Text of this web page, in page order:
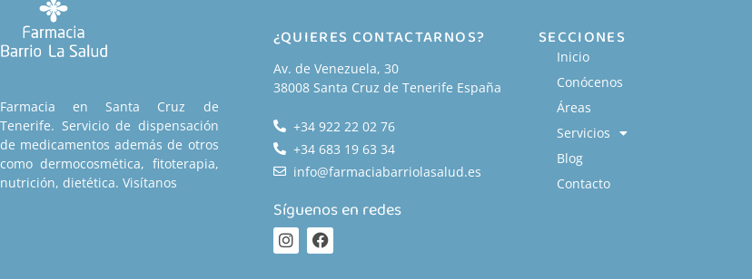
Farmacia en Santa Cruz de
Tenerife. Servicio de dispensación
de medicamentos además de otros
como dermocosmética, fitoterapia,
nutrición, dietética. Visítanos
¿QUIERES CONTACTARNOS?
Av. de Venezuela, 30
38008 Santa Cruz de Tenerife España
+34 922 22 02 76
+34 683 19 63 34
info@farmaciabarriolasalud.es
Síguenos en redes
SECCIONES
Inicio
Conócenos
Áreas
Servicios
Blog
Contacto